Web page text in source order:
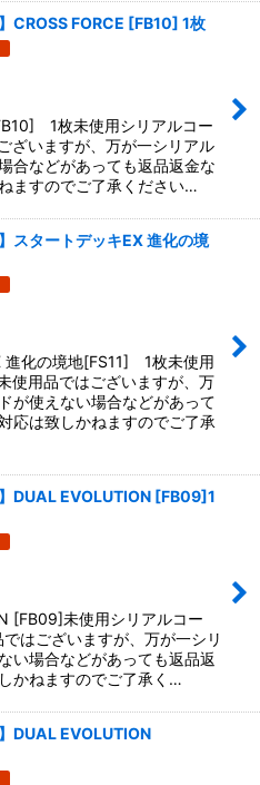
CROSS FORCE [FB10] 1枚
1枚未使用シリアルコー
ざいますが、万が一シリアル
合などがあっても返品返金な
ますのでご了承ください…
スタートデッキEX 進化の境
進化の境地[FS11] 1枚未使用
使用品ではございますが、万
が使えない場合などがあって
応は致しかねますのでご了承
】DUAL EVOLUTION [FB09]1
[FB09]未使用シリアルコー
はございますが、万が一シリ
い場合などがあっても返品返
かねますのでご了承く…
DUAL EVOLUTION